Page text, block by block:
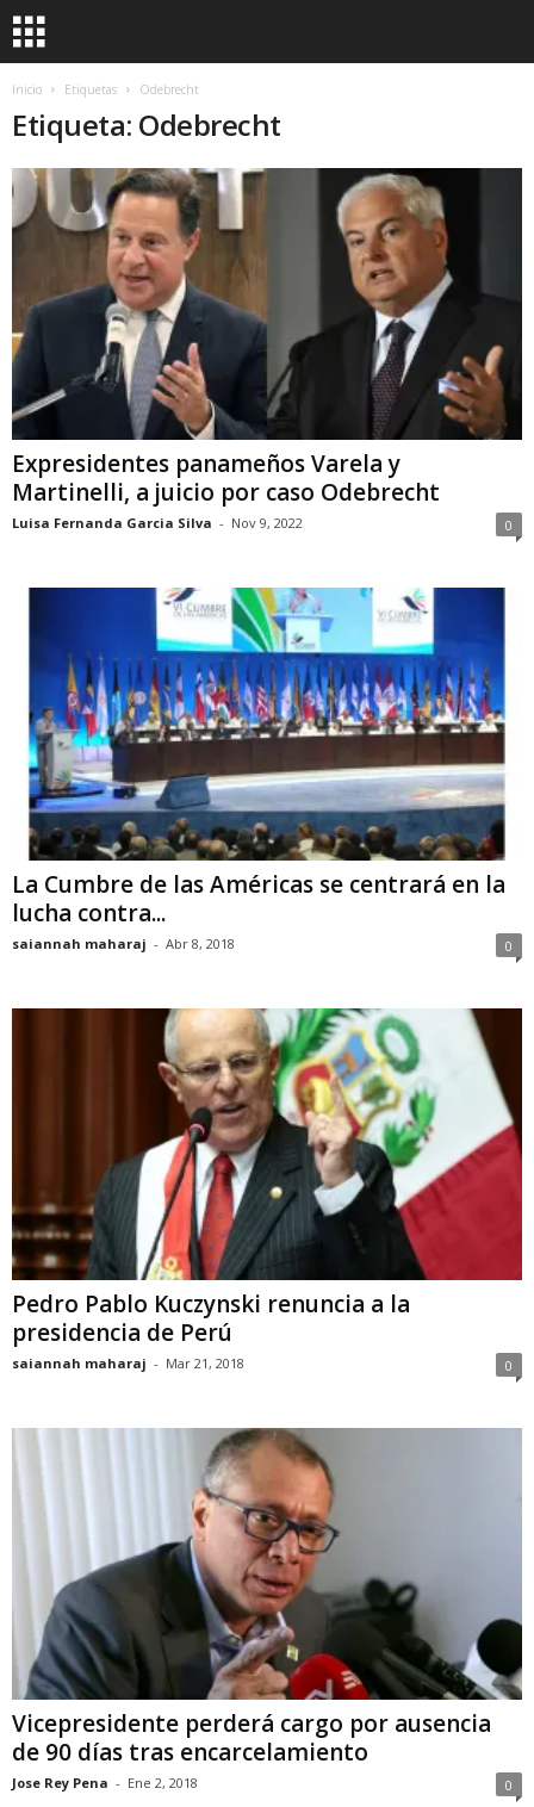
Inicio Etiquetas Odebrecht
Etiqueta: Odebrecht
Expresidentes panameños Varela y
Martinelli, a juicio por caso Odebrecht
Luisa Fernanda Garcia Silva - Nov 9, 2022 0
La Cumbre de las Américas se centrará en la
lucha contra...
saiannah maharaj - Abr 8, 2018 0
Pedro Pablo Kuczynski renuncia a la
presidencia de Perú
saiannah maharaj - Mar 21, 2018 0
Vicepresidente perderá cargo por ausencia
de 90 días tras encarcelamiento
Jose Rey Pena - Ene 2, 2018 0